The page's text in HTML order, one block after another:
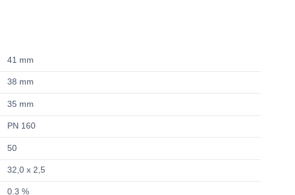
41 mm
38 mm
35 mm
PN 160
50
32,0 x 2,5
0.3 %